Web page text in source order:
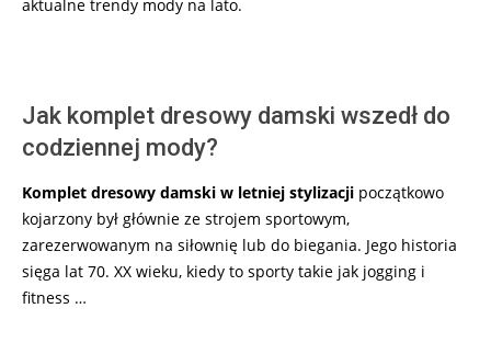
aktualne trendy mody na lato.
Jak komplet dresowy damski wszedł do
codziennej mody?
Komplet dresowy damski w letniej stylizacji początkowo
kojarzony był głównie ze strojem sportowym,
zarezerwowanym na siłownię lub do biegania. Jego historia
sięga lat 70. XX wieku, kiedy to sporty takie jak jogging i
fitness …